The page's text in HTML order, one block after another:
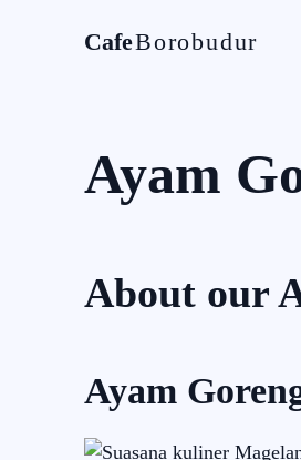
CafeBorobudur
Ayam
About our
Ayam